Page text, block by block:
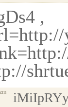
,